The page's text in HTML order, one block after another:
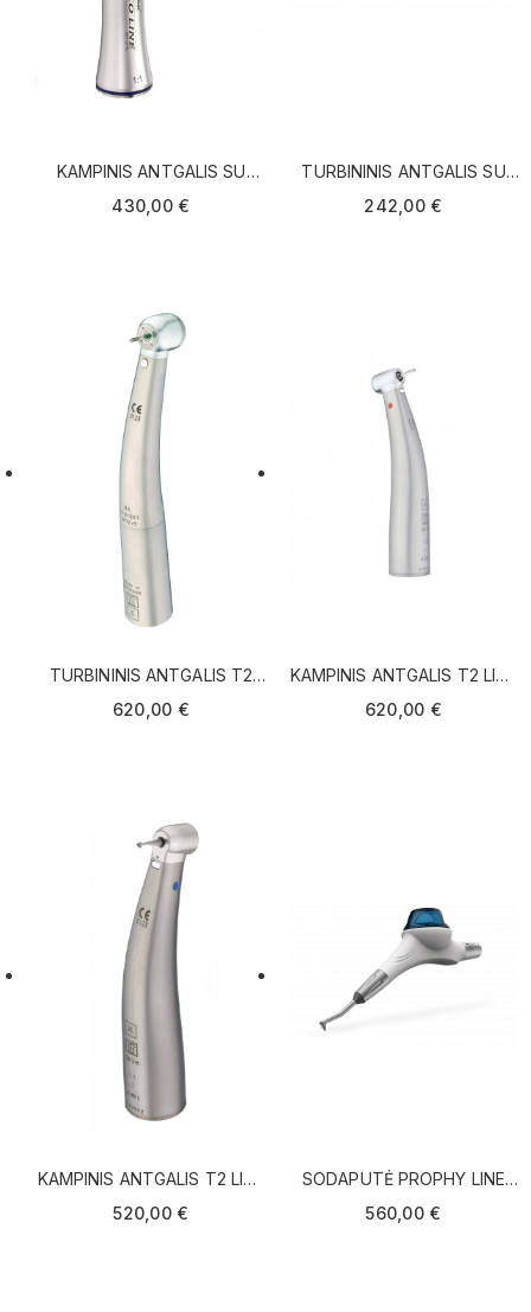
KAMPINIS ANTGALIS SU
ŠVIESA MK-DENT LE11
430,00 €
TURBININIS ANTGALIS SU
ŠVIESA TWOCORE
242,00 €
TURBININIS ANTGALIS T2
BOOST SIRONA
620,00 €
KAMPINIS ANTGALIS T2 LINE
A 200L (1:5) SIRONA
620,00 €
KAMPINIS ANTGALIS T2 LINE
40L SIRONA
520,00 €
SODAPUTĖ PROPHY LINE
MK-DENT (KAVO JUNGČIAI)
560,00 €